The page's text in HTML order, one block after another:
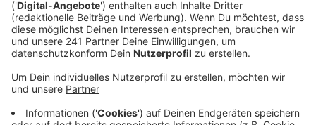
Veröffentlicht:Montag, 05.08.2024 11:20
Vor 15 Jahren hat der Stadtrat einen ganz klaren